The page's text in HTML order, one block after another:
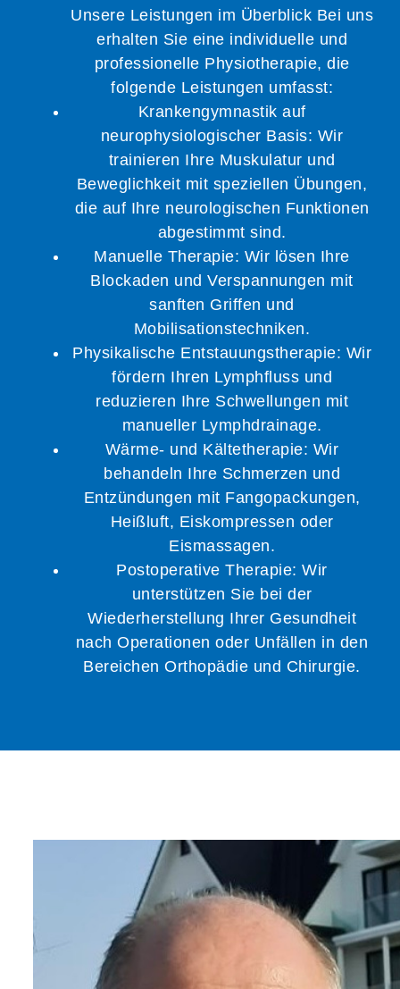
Unsere Leistungen im Überblick Bei uns
erhalten Sie eine individuelle und
professionelle Physiotherapie, die
folgende Leistungen umfasst:
Krankengymnastik auf
neurophysiologischer Basis: Wir
trainieren Ihre Muskulatur und
Beweglichkeit mit speziellen Übungen,
die auf Ihre neurologischen Funktionen
abgestimmt sind.
Manuelle Therapie: Wir lösen Ihre
Blockaden und Verspannungen mit
sanften Griffen und
Mobilisationstechniken.
Physikalische Entstauungstherapie: Wir
fördern Ihren Lymphfluss und
reduzieren Ihre Schwellungen mit
manueller Lymphdrainage.
Wärme- und Kältetherapie: Wir
behandeln Ihre Schmerzen und
Entzündungen mit Fangopackungen,
Heißluft, Eiskompressen oder
Eismassagen.
Postoperative Therapie: Wir
unterstützen Sie bei der
Wiederherstellung Ihrer Gesundheit
nach Operationen oder Unfällen in den
Bereichen Orthopädie und Chirurgie.